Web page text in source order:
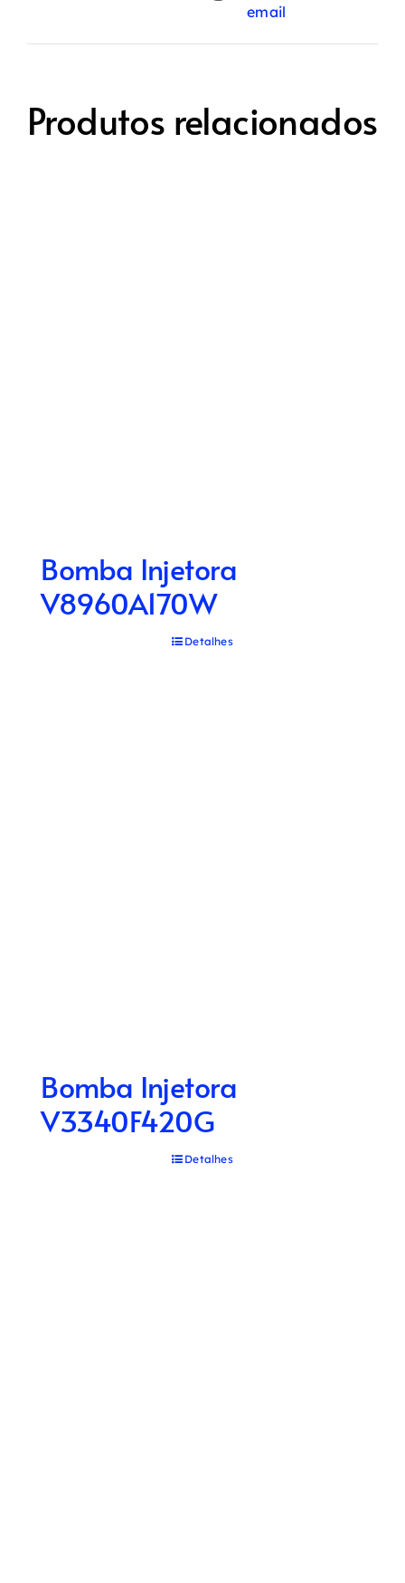
email
Produtos relacionados
Bomba Injetora
V8960A170W
Detalhes
Bomba Injetora
V3340F420G
Detalhes